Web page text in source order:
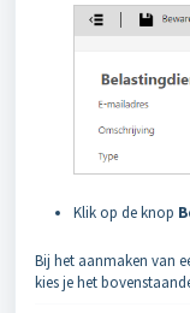
Klik op de knop
Bij het aanmaken van
kies je het